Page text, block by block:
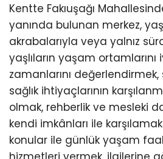
Kentte Fakıuşağı
yanında bulunan merkez,
akrabalarıyla veya yalnız
yaşlıların yaşam ortamlarını
zamanlarını
sağlık ihtiyaçlarının
olmak, rehberlik ve mesleki
kendi imkânları ile
konular ile günlük yaşam